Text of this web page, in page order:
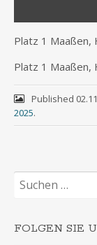
Platz 1
Platz 1
Published
2025.
Suchen
nach:
FOLGEN SIE